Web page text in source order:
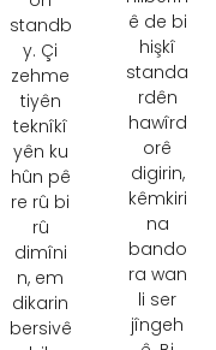
standb
y. Çi
zehme
tiyên
teknîkî
yên ku
hûn pê
re rû bi
rû
dimîni
n, em
dikarin
bersivê
ê de bi
hişkî
standa
rdên
hawîrd
orê
digirin,
kêmkiri
na
bando
ra wan
li ser
jîngeh